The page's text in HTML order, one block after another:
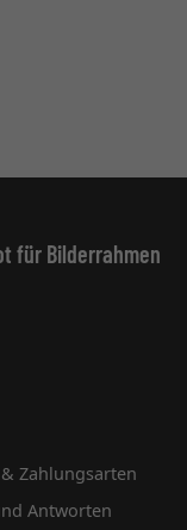
für Bilderrahmen
Zahlungsarten
Antworten